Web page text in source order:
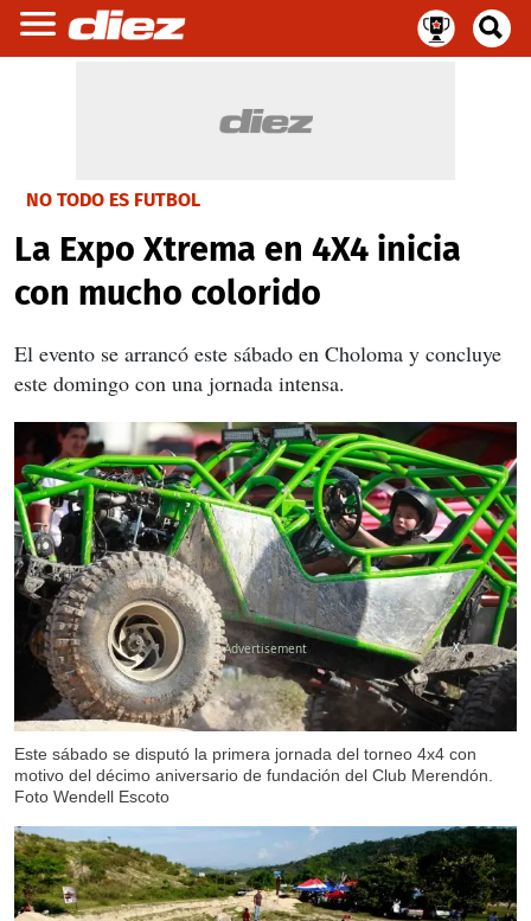
NO TODO ES FUTBOL
La Expo Xtrema en 4X4 inicia
con mucho colorido
El evento se arrancó este sábado en Choloma y concluye
este domingo con una jornada intensa.
Este sábado se disputó la primera jornada del torneo 4x4 con
motivo del décimo aniversario de fundación del Club Merendón.
Foto Wendell Escoto
X